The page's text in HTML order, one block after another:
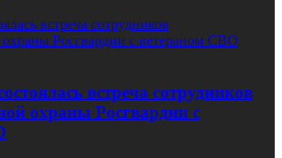
встреча сотрудников
охраны Росгвардии с ветераном СВО
встреча сотрудников
охраны Росгвардии с